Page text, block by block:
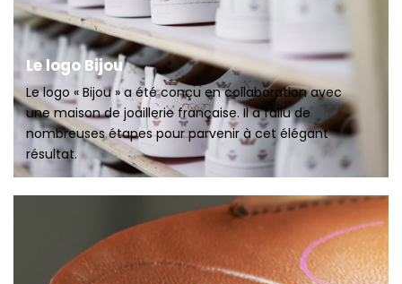
Le logo Bijou
Le logo « Bijou » a été conçu en collaboration avec
une maison de joaillerie française. Il a fallu de
nombreuses étapes pour parvenir à cet élégant
résultat.